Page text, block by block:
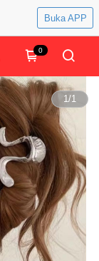
Buka APP
0
1/1